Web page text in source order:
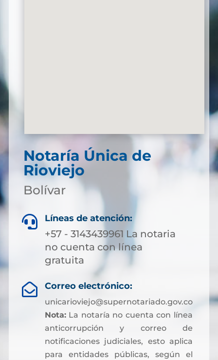
Notaría Única de
Rioviejo
Bolívar
 Líneas de atención:
+57 - 3143439961 La notaria
no cuenta con línea
gratuita
 Correo electrónico:
unicarioviejo@supernotariado.gov.co
Nota:La notaría no cuenta con línea
anticorrupción y correo de
notificaciones judiciales, esto aplica
para entidades públicas, según el